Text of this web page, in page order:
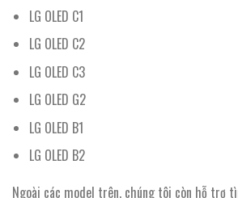
LG OLED C1
LG OLED C2
LG OLED C3
LG OLED G2
LG OLED B1
LG OLED B2
Ngoài các model trên, chúng tôi còn hỗ trợ